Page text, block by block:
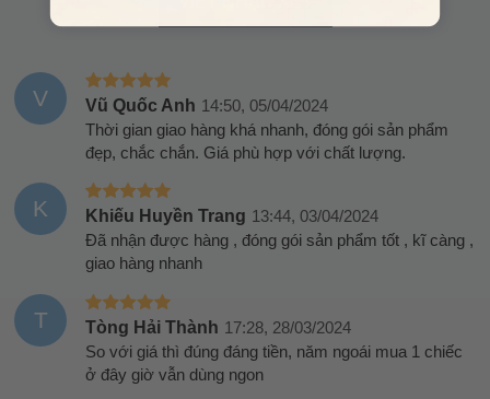
V Vũ Quốc Anh 14:50, 05/04/2024
Thời gian giao hàng khá nhanh, đóng gói sản phẩm
đẹp, chắc chắn. Giá phù hợp với chất lượng.
K Khiếu Huyền Trang 13:44, 03/04/2024
Đã nhận được hàng , đóng gói sản phẩm tốt , kĩ càng ,
giao hàng nhanh
T Tòng Hải Thành 17:28, 28/03/2024
So với giá thì đúng đáng tiền, năm ngoái mua 1 chiếc
ở đây giờ vẫn dùng ngon